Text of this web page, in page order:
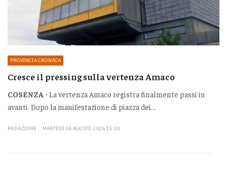
PROVINCIA CRONACA
Cresce il pressing sulla vertenza Amaco
COSENZA - La vertenza Amaco registra finalmente passi in
avanti. Dopo la manifestazione di piazza dei...
REDAZIONE MARTEDÌ 04 AGOSTO 2026 15:30